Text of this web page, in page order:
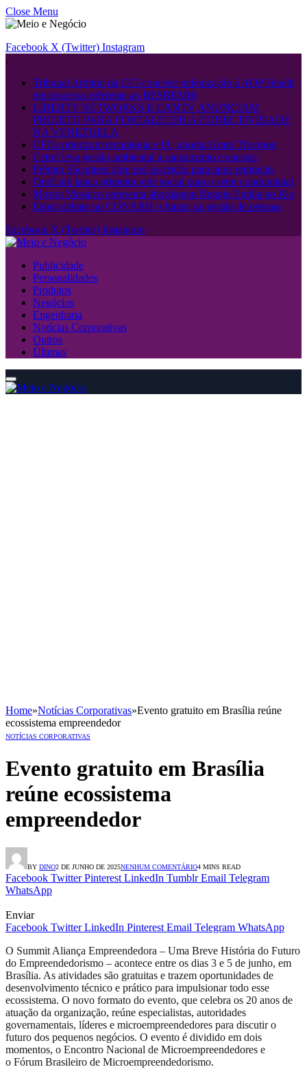
Close Menu
Facebook X (Twitter) Instagram
.
Tribunal Arbitral da CCI concede indenização à AOP Health
em processo referente ao BESREMi®
LIBERTY NETWORKS E CANTV ANUNCIAM
PROJETO PARA FORTALECER A CONECTIVIDADE
NA VENEZUELA
CFOs priorizam tecnologia e IA, aponta Grant Thornton
Cetrel leva gestão ambiental a saneamento e energia
Prêmio 55content abre pré-inscrição para apps regionais
OneLink lança primeira rede social para o setor condominial
Mostra Mosaico apresenta abordagem Reggio Emilia no Rio
Espro debate no CONARH o futuro da gestão de pessoas
Facebook X (Twitter) Instagram
Publicidade
Personalidades
Produtos
Negócios
Engenharia
Notícias Corporativas
Outros
Últimas
Home»Notícias Corporativas»Evento gratuito em Brasília reúne
ecossistema empreendedor
NOTÍCIAS CORPORATIVAS
Evento gratuito em Brasília
reúne ecossistema
empreendedor
BY DINO2 DE JUNHO DE 2025NENHUM COMENTÁRIO4 MINS READ
Facebook Twitter Pinterest LinkedIn Tumblr Email Telegram
WhatsApp
Enviar
Facebook Twitter LinkedIn Pinterest Email Telegram WhatsApp
O Summit Aliança Empreendedora – Uma Breve História do Futuro
do Empreendedorismo – acontece entre os dias 3 e 5 de junho, em
Brasília. As atividades são gratuitas e trazem oportunidades de
desenvolvimento técnico e prático para impulsionar todo esse
ecossistema. O novo formato do evento, que celebra os 20 anos de
atuação da organização, reúne especialistas, autoridades
governamentais, líderes e microempreendedores para discutir o
futuro dos pequenos negócios. O evento é dividido em dois
momentos, o Encontro Nacional de Microempreendedores e
o Fórum Brasileiro de Microempreendedorismo.